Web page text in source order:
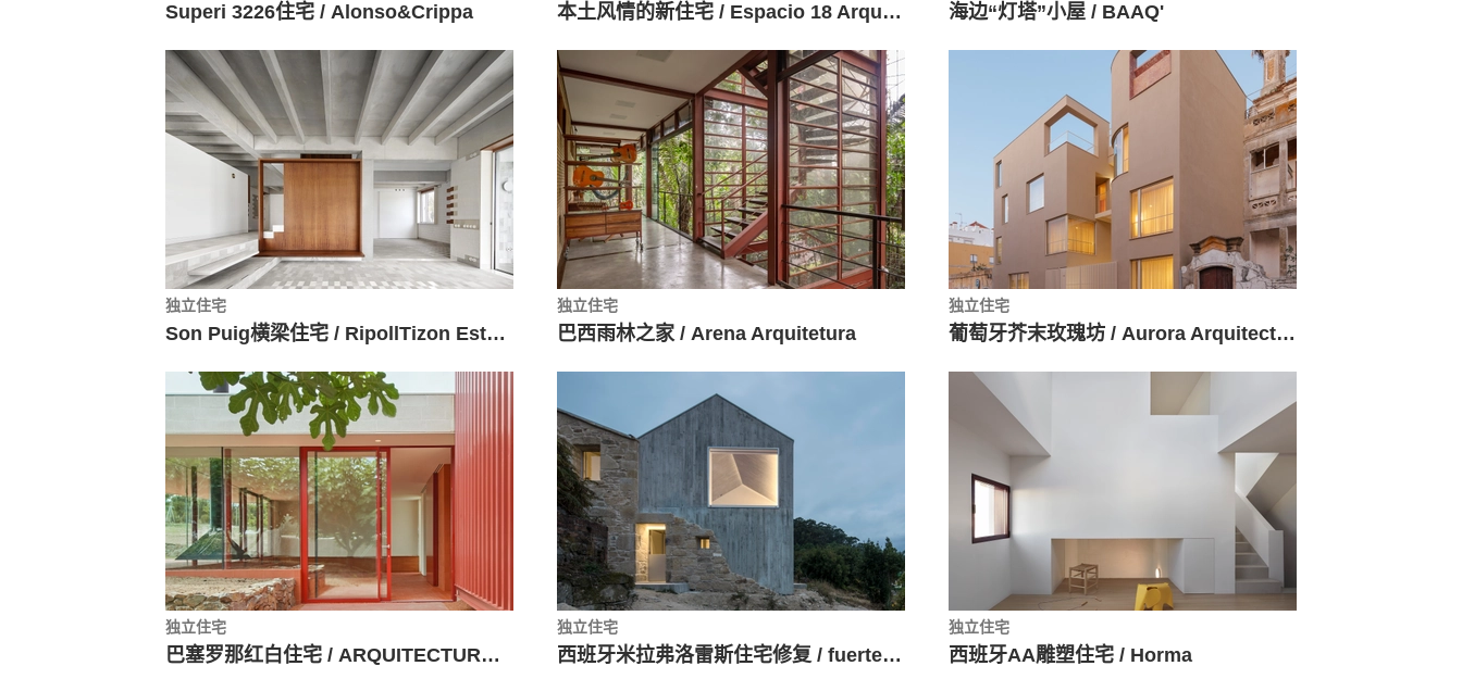
Superi 3226住宅 / Alonso&Crippa 本土风情的新住宅 / Espacio 18 Arquitectura 海边“灯塔”小屋 / BAAQ'
独立住宅
Son Puig横梁住宅 / RipollTizon Estudio de Arquitectura
独立住宅
巴西雨林之家 / Arena Arquitetura
独立住宅
葡萄牙芥末玫瑰坊 / Aurora Arquitectos + Furo
独立住宅
巴塞罗那红白住宅 / ARQUITECTURA-G
独立住宅
西班牙米拉弗洛雷斯住宅修复 / fuertespenedo arquitectos
独立住宅
西班牙AA雕塑住宅 / Horma